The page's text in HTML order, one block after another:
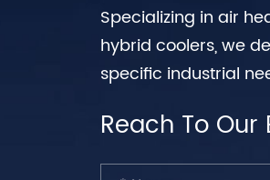
Specializing in air
hybrid coolers, we
specific industrial
Reach To Our